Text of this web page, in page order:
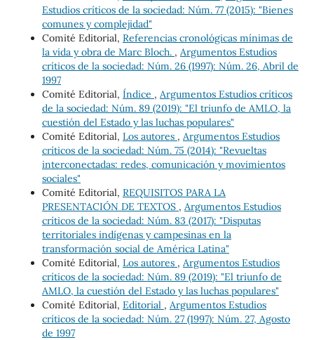
Estudios críticos de la sociedad: Núm. 77 (2015): "Bienes
comunes y complejidad"
Comité Editorial, Referencias cronológicas mínimas de
la vida y obra de Marc Bloch. , Argumentos Estudios
críticos de la sociedad: Núm. 26 (1997): Núm. 26, Abril de
1997
Comité Editorial, Índice , Argumentos Estudios críticos
de la sociedad: Núm. 89 (2019): "El triunfo de AMLO, la
cuestión del Estado y las luchas populares"
Comité Editorial, Los autores , Argumentos Estudios
críticos de la sociedad: Núm. 75 (2014): "Revueltas
interconectadas: redes, comunicación y movimientos
sociales"
Comité Editorial, REQUISITOS PARA LA
PRESENTACIÓN DE TEXTOS , Argumentos Estudios
críticos de la sociedad: Núm. 83 (2017): "Disputas
territoriales indígenas y campesinas en la
transformación social de América Latina"
Comité Editorial, Los autores , Argumentos Estudios
críticos de la sociedad: Núm. 89 (2019): "El triunfo de
AMLO, la cuestión del Estado y las luchas populares"
Comité Editorial, Editorial , Argumentos Estudios
críticos de la sociedad: Núm. 27 (1997): Núm. 27, Agosto
de 1997